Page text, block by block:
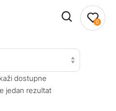
0
dostupne
jedan rezultat